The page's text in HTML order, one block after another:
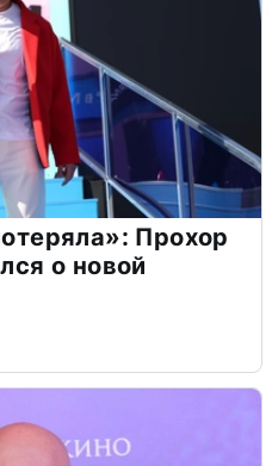
Прохор
о новой